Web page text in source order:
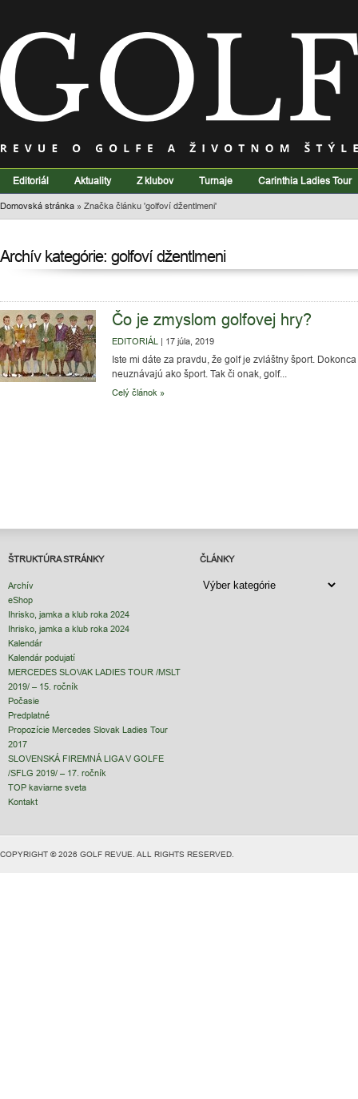
Editoriál Aktuality Z klubov Turnaje Carinthia Ladies Tour
Domovská stránka » Značka článku 'golfoví džentlmeni'
Archív kategórie: golfoví džentlmeni
Čo je zmyslom golfovej hry?
EDITORIÁL | 17 júla, 2019
Iste mi dáte za pravdu, že golf je zvláštny šport.
neuznávajú ako šport. Tak či onak, golf...
Celý článok »
ŠTRUKTÚRA STRÁNKY
Archív
eShop
Ihrisko, jamka a klub roka 2024
Ihrisko, jamka a klub roka 2024
Kalendár
Kalendár podujatí
MERCEDES SLOVAK LADIES TOUR /MSLT
2019/ – 15. ročník
Počasie
Predplatné
Propozície Mercedes Slovak Ladies Tour
2017
SLOVENSKÁ FIREMNÁ LIGA V GOLFE
/SFLG 2019/ – 17. ročník
TOP kaviarne sveta
Kontakt
ČLÁNKY
ČLÁNKY
COPYRIGHT © 2026 GOLF REVUE. ALL RIGHTS RESERVED.